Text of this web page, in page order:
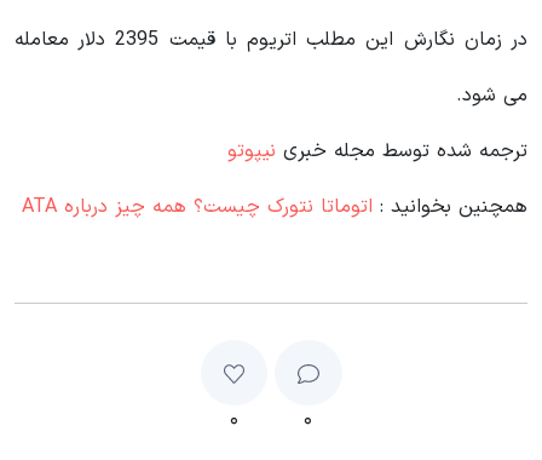
در زمان نگارش این مطلب اتریوم با قیمت 2395 دلار معامله
می شود.
ترجمه شده توسط مجله خبری نیپوتو
همچنین بخوانید : اتوماتا نتورک چیست؟ همه چیز درباره ATA
۰ ۰